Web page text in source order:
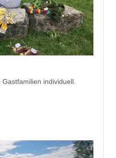
individuell.